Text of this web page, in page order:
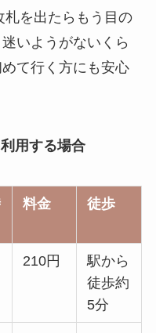
を出たらもう目の
いようがないくら
て行く方にも安心
用する場合
料金 徒歩
210円
駅から
徒歩約
5分